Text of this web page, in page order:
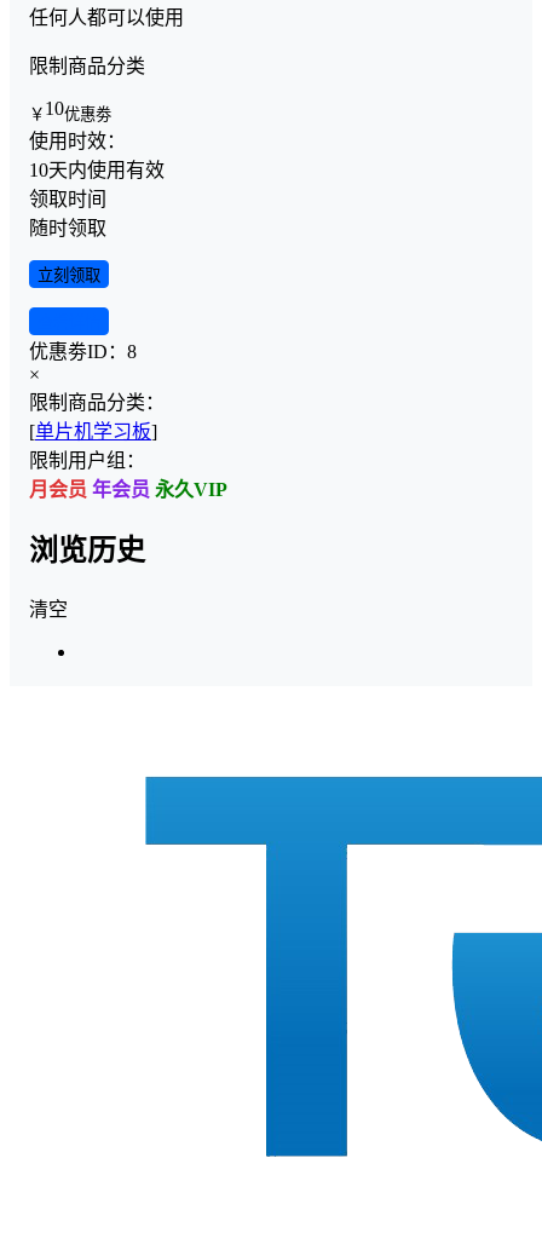
任何人都可以使用
限制商品分类
￥ 10优惠劵
使用时效：
10天内使用有效
领取时间
随时领取
立刻领取
优惠劵ID： 8
×
限制商品分类：
[单片机学习板]
限制用户组：
月会员 年会员 永久VIP
浏览历史
清空